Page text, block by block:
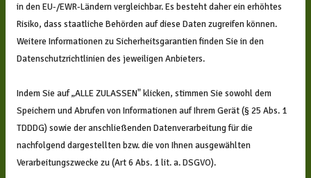
Prävention
Dabei müssten bei vielen Kindern mangelnde
Sprachkenntnisse gar nicht erst auftreten. Präventive
Maßnahmen zu Hause oder im Kindergarten verhindern,
dass es soweit kommt.
Möglichkeiten:
in den EU-/EWR-Ländern vergleichbar. Es besteht daher ein erhöhtes
Risiko, dass staatliche Behörden auf diese Daten zugreifen können.
Weitere Informationen zu Sicherheitsgarantien finden Sie in den
Datenschutzrichtlinien des jeweiligen Anbieters.
Indem Sie auf „ALLE ZULASSEN" klicken, stimmen Sie sowohl dem
Speichern und Abrufen von Informationen auf Ihrem Gerät (§ 25 Abs. 1
TDDDG) sowie der anschließenden Datenverarbeitung für die
nachfolgend dargestellten bzw. die von Ihnen ausgewählten
Verarbeitungszwecke zu (Art 6 Abs. 1 lit. a. DSGVO).